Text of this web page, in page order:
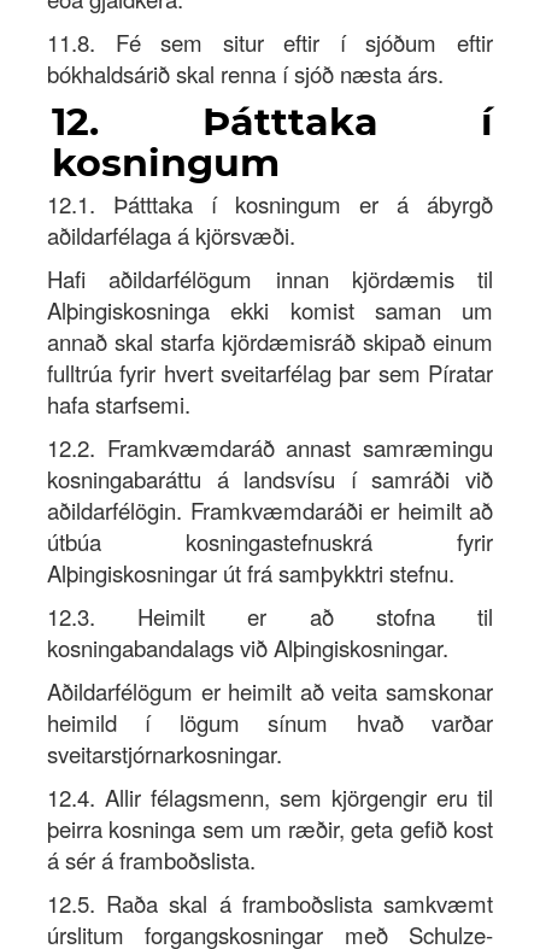
11.8. Fé sem situr eftir í sjóðum eftir
bókhaldsárið skal renna í sjóð næsta árs.
12. Þátttaka í
kosningum
12.1. Þátttaka í kosningum er á ábyrgð
aðildarfélaga á kjörsvæði.
Hafi aðildarfélögum innan kjördæmis til
Alþingiskosninga ekki komist saman um
annað skal starfa kjördæmisráð skipað einum
fulltrúa fyrir hvert sveitarfélag þar sem Píratar
hafa starfsemi.
12.2. Framkvæmdaráð annast samræmingu
kosningabaráttu á landsvísu í samráði við
aðildarfélögin. Framkvæmdaráði er heimilt að
útbúa kosningastefnuskrá fyrir
Alþingiskosningar út frá samþykktri stefnu.
12.3. Heimilt er að stofna til
kosningabandalags við Alþingiskosningar.
Aðildarfélögum er heimilt að veita samskonar
heimild í lögum sínum hvað varðar
sveitarstjórnarkosningar.
12.4. Allir félagsmenn, sem kjörgengir eru til
þeirra kosninga sem um ræðir, geta gefið kost
á sér á framboðslista.
12.5. Raða skal á framboðslista samkvæmt
úrslitum forgangskosningar með Schulze-